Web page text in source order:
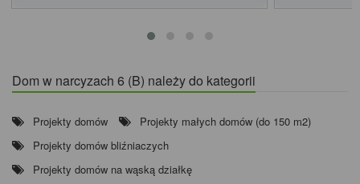
Dom w narcyzach 6 (B) należy do kategorii
Projekty domów
Projekty małych domów (do 150 m2)
Projekty domów bliźniaczych
Projekty domów na wąską działkę